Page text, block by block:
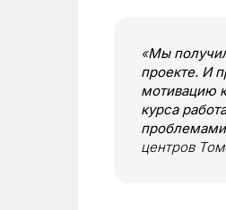
«Мы
проекте. И
мотивацию
курса
проблемами
центров